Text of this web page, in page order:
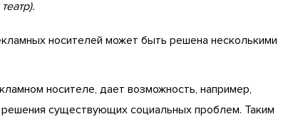
носителей может быть решена несколькими
носителе, дает возможность, например,
существующих социальных проблем. Таким